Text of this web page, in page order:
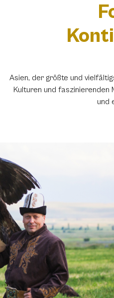
Asien, der größte und
Kulturen und faszinierenden
und